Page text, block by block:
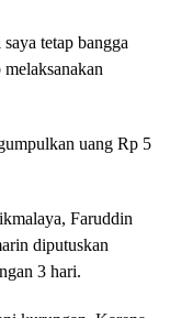
tetap bangga
uang Rp 5
Faruddin
diputuskan
3 hari.